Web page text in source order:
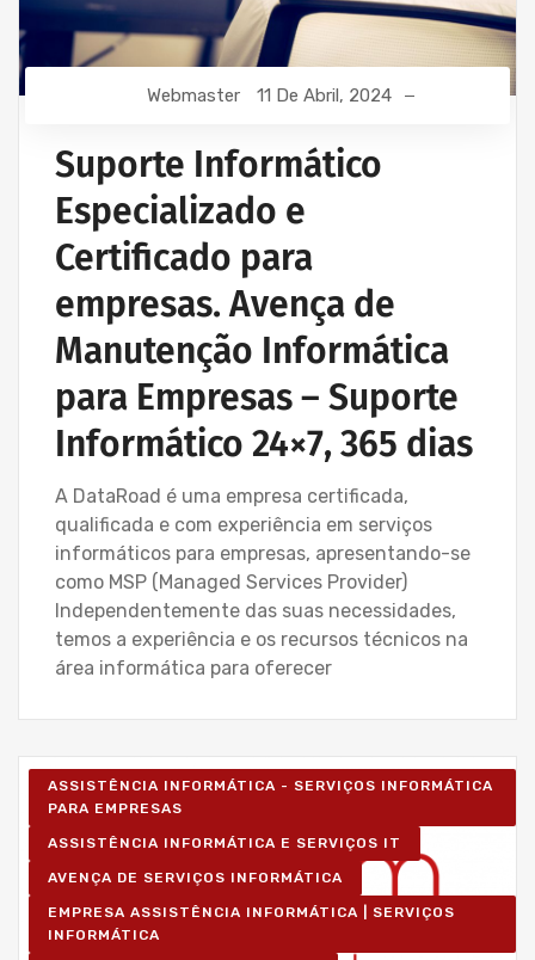
Webmaster 11 De Abril, 2024
Suporte Informático
Especializado e
Certificado para
empresas. Avença de
Manutenção Informática
para Empresas – Suporte
Informático 24×7, 365 dias
A DataRoad é uma empresa certificada,
qualificada e com experiência em serviços
informáticos para empresas, apresentando-se
como MSP (Managed Services Provider)
Independentemente das suas necessidades,
temos a experiência e os recursos técnicos na
área informática para oferecer
ASSISTÊNCIA INFORMÁTICA - SERVIÇOS INFORMÁTICA
PARA EMPRESAS
ASSISTÊNCIA INFORMÁTICA E SERVIÇOS IT
AVENÇA DE SERVIÇOS INFORMÁTICA
EMPRESA ASSISTÊNCIA INFORMÁTICA | SERVIÇOS
INFORMÁTICA